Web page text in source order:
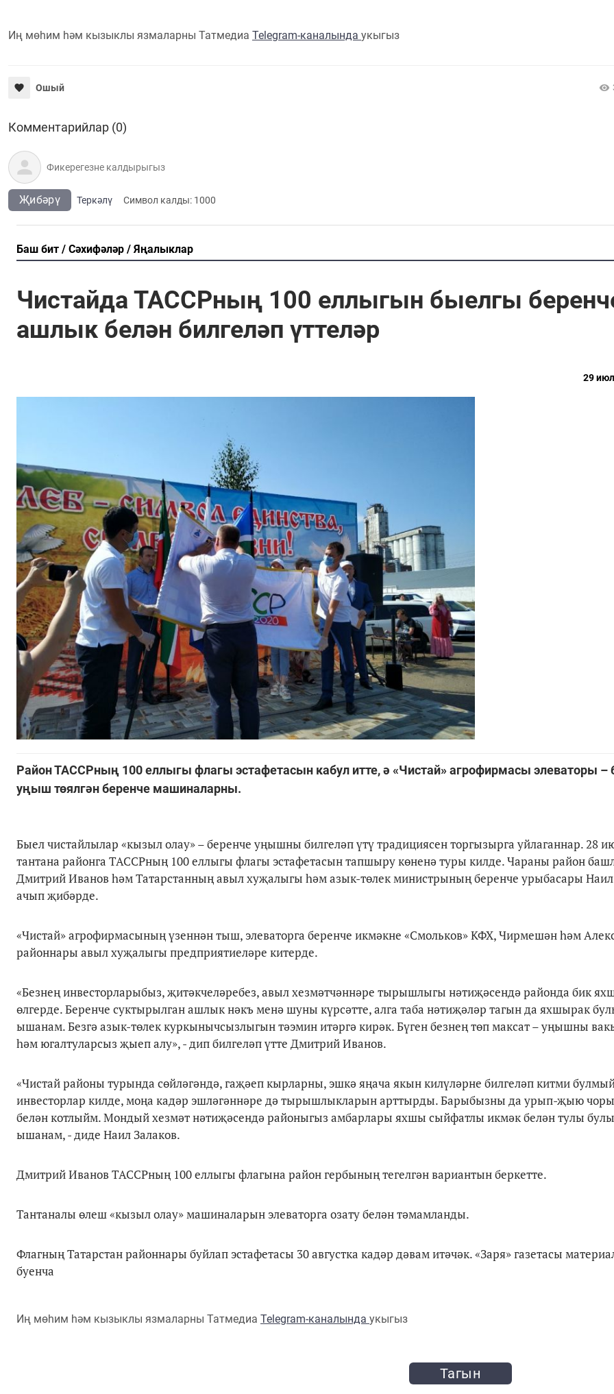
Иң мөһим һәм кызыклы язмаларны Татмедиа Telegram-каналында укыгыз
Ошый
Комментарийлар (0)
Җибәрү Теркәлү Cимвол калды: 1000
Баш бит Сәхифәләр Яңалыклар
Чистайда ТАССРның 100 еллыгын быелгы
ашлык белән билгеләп үттеләр
29
Район ТАССРның 100 еллыгы флагы эстафетасын кабул итте, ә «Чистай» агрофирмасы элеваторы –
уңыш төялгән беренче машиналарны.
Быел чистайлылар «кызыл олау» – беренче уңышны билгеләп үтү традициясен торгызырга уйлаганнар. 28
тантана районга ТАССРның 100 еллыгы флагы эстафетасын тапшыру көненә туры килде. Чараны район
Дмитрий Иванов һәм Татарстанның авыл хуҗалыгы һәм азык-төлек министрының беренче урыбасары Наил
ачып җибәрде.
«Чистай» агрофирмасының үзеннән тыш, элеваторга беренче икмәкне «Смольков» КФХ, Чирмешән һәм
районнары авыл хуҗалыгы предприятиеләре китерде.
«Безнең инвесторларыбыз, җитәкчеләребез, авыл хезмәтчәннәре тырышлыгы нәтиҗәсендә районда бик
өлгерде. Беренче суктырылган ашлык нәкъ менә шуны күрсәтте, алга таба нәтиҗәләр тагын да яхшырак
ышанам. Безгә азык-төлек куркынычсызлыгын тәэмин итәргә кирәк. Бүген безнең төп максат – уңышны
һәм югалтуларсыз җыеп алу», - дип билгеләп үтте Дмитрий Иванов.
«Чистай районы турында сөйләгәндә, гаҗәеп кырларны, эшкә яңача якын килүләрне билгеләп китми
инвесторлар килде, моңа кадәр эшләгәннәре дә тырышлыкларын арттырды. Барыбызны да урып-җыю
белән котлыйм. Мондый хезмәт нәтиҗәсендә районыгыз амбарлары яхшы сыйфатлы икмәк белән тулы
ышанам, - диде Наил Залаков.
Дмитрий Иванов ТАССРның 100 еллыгы флагына район гербының тегелгән вариантын беркетте.
Тантаналы өлеш «кызыл олау» машиналарын элеваторга озату белән тәмамланды.
Флагның Татарстан районнары буйлап эстафетасы 30 августка кадәр дәвам итәчәк. «Заря» газетасы
буенча
Иң мөһим һәм кызыклы язмаларны Татмедиа Telegram-каналында укыгыз
Тагын